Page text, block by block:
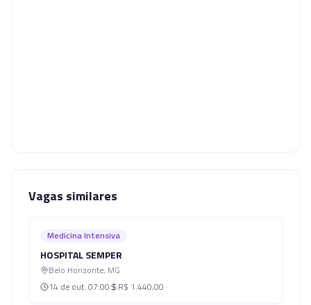
Vagas similares
Medicina Intensiva
HOSPITAL SEMPER
Belo Horizonte, MG
14 de out. 07:00 R$ 1.440,00